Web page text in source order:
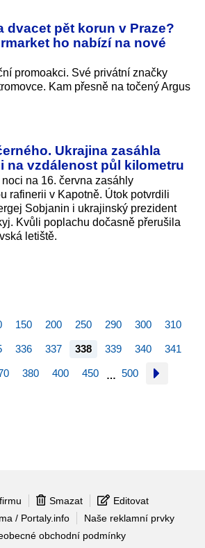
dvacet pět korun v Praze?
ho nabízí na nové
promoakci. Své privátní značky
Kam přesně na točený Argus
Ukrajina zasáhla
na vzdálenost půl kilometru
na 16. června zasáhly
rafinerii v Kapotně. Útok potvrdili
Sobjanin i ukrajinský prezident
Kvůli poplachu dočasně přerušila
letiště.
150 200 250 290 300 310
336 337 338 339 340 341
380 400 450 … 500
Smazat
Editovat
/ Portaly.info
Naše reklamní prvky
obchodní podmínky